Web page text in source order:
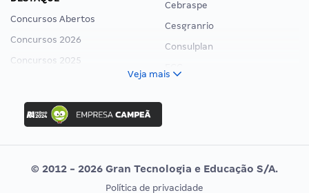
Concursos Abertos
Concursos 2026
Concursos 2025
Concurso Ibama
Concurso MPU
Editais publicados
Cebraspe
Cesgranrio
Consulplan
Vunesp
Veja mais
© 2012 - 2026 Gran Tecnologia e Educação S/A.
Política de privacidade